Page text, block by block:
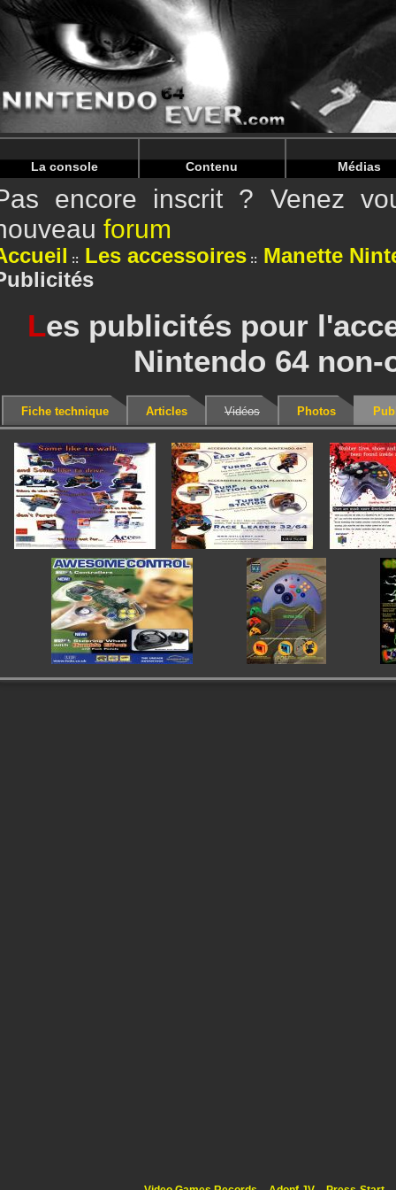
Warning: Undefined array key "HTTP_REFERER" in /
Warning: Undefined array key "HTTP_REFERER" in /
La console Contenu Médias
encore inscrit ? Venez
forum
Les accessoires
Manette
Les publicités pour
Nintendo 64
Fiche technique Articles Vidéos Photos